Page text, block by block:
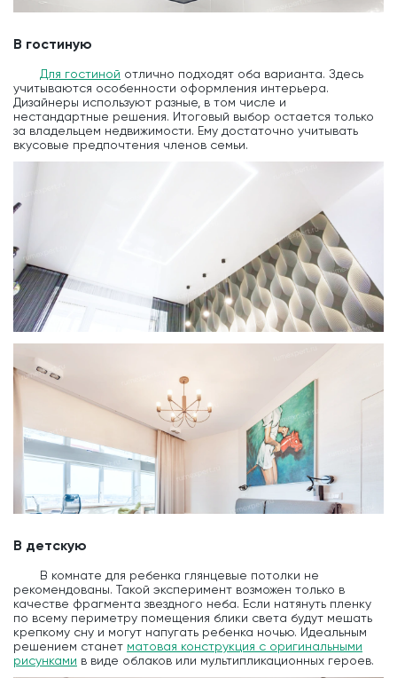
В гостиную
Для гостиной отлично подходят оба варианта. Здесь
учитываются особенности оформления интерьера.
Дизайнеры используют разные, в том числе и
нестандартные решения. Итоговый выбор остается только
за владельцем недвижимости. Ему достаточно учитывать
вкусовые предпочтения членов семьи.
В детскую
В комнате для ребенка глянцевые потолки не
рекомендованы. Такой эксперимент возможен только в
качестве фрагмента звездного неба. Если натянуть пленку
по всему периметру помещения блики света будут мешать
крепкому сну и могут напугать ребенка ночью. Идеальным
решением станет матовая конструкция с оригинальными
рисунками в виде облаков или мультипликационных героев.